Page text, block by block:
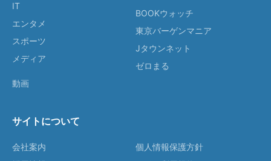
IT
エンタメ
スポーツ
メディア
動画
BOOKウォッチ
東京バーゲンマニア
Jタウンネット
ゼロまる
サイトについて
会社案内
個人情報保護方針